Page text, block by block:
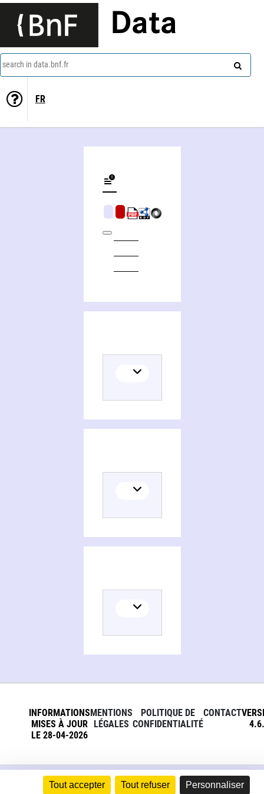
Tout accepter Tout refuser Personnaliser
Data
search in data.bnf.fr
FR
INFORMATIONS
MISES À JOUR
LE 28-04-2026
MENTIONS
LÉGALES
POLITIQUE DE
CONFIDENTIALITÉ
CONTACT